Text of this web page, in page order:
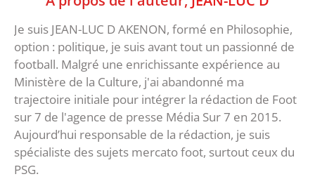
Je suis JEAN-LUC D AKENON, formé en Philosophie,
option : politique, je suis avant tout un passionné de
football. Malgré une enrichissante expérience au
Ministère de la Culture, j'ai abandonné ma
trajectoire initiale pour intégrer la rédaction de Foot
sur 7 de l'agence de presse Média Sur 7 en 2015.
Aujourd’hui responsable de la rédaction, je suis
spécialiste des sujets mercato foot, surtout ceux du
PSG.